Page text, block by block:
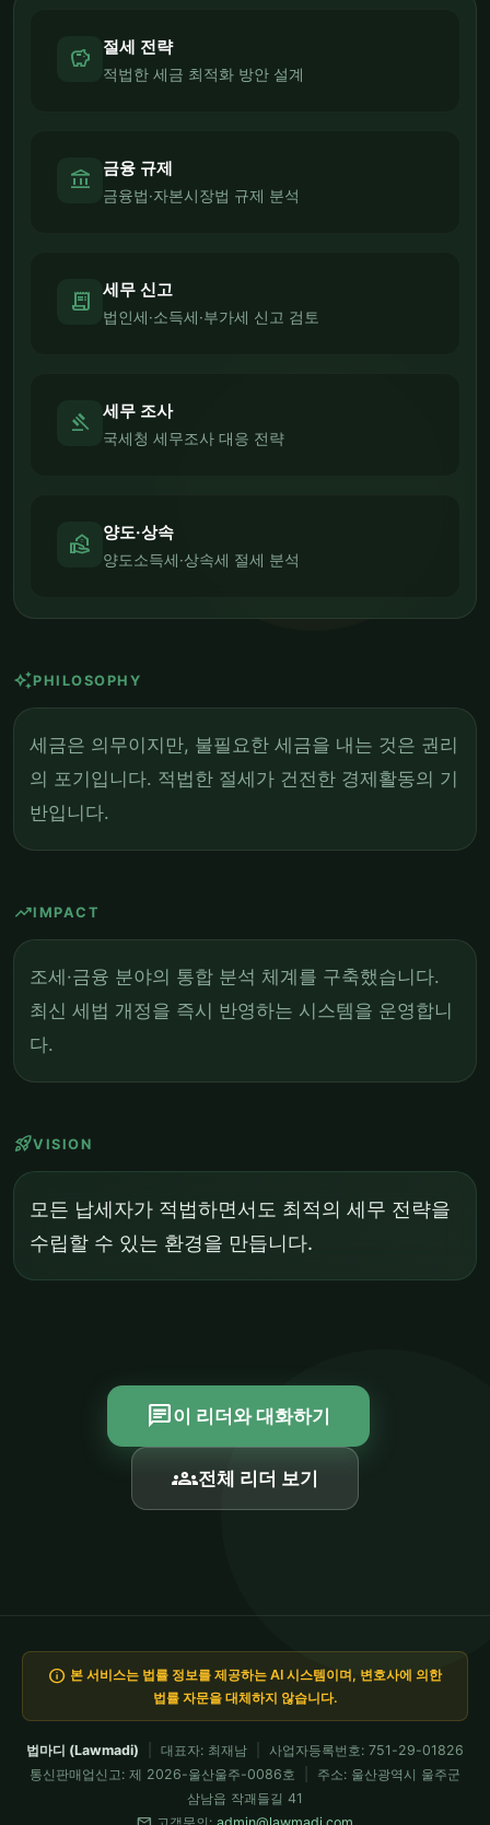
savings 절세 전략
적법한 세금 최적화 방안 설계
account_balance 금융 규제
금융법·자본시장법 규제 분석
receipt_long 세무 신고
법인세·소득세·부가세 신고 검토
gavel 세무 조사
국세청 세무조사 대응 전략
real_estate_agent 양도·상속
양도소득세·상속세 절세 분석
auto_awesomePHILOSOPHY
세금은 의무이지만, 불필요한 세금을 내는 것은 권리
의 포기입니다. 적법한 절세가 건전한 경제활동의 기
반입니다.
trending_upIMPACT
조세·금융 분야의 통합 분석 체계를 구축했습니다.
최신 세법 개정을 즉시 반영하는 시스템을 운영합니
다.
rocket_launchVISION
모든 납세자가 적법하면서도 최적의 세무 전략을
수립할 수 있는 환경을 만듭니다.
chat이 리더와 대화하기
groups전체 리더 보기
info 본 서비스는 법률 정보를 제공하는 AI 시스템이며, 변호사에 의한
법률 자문을 대체하지 않습니다.
법마디 (Lawmadi) 대표자: 최재남
사업자등록번호: 751-29-01826
통신판매업신고: 제 2026-울산울주-0086호
주소: 울산광역시 울주군
삼남읍 작괘들길 41